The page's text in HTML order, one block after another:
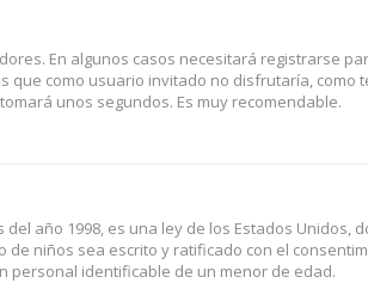
En algunos casos necesitará registrarse
como usuario invitado no disfrutaría, como
unos segundos. Es muy recomendable.
del año 1998, es una ley de los Estados Unidos,
niños sea escrito y ratificado con el
personal identificable de un menor de edad.